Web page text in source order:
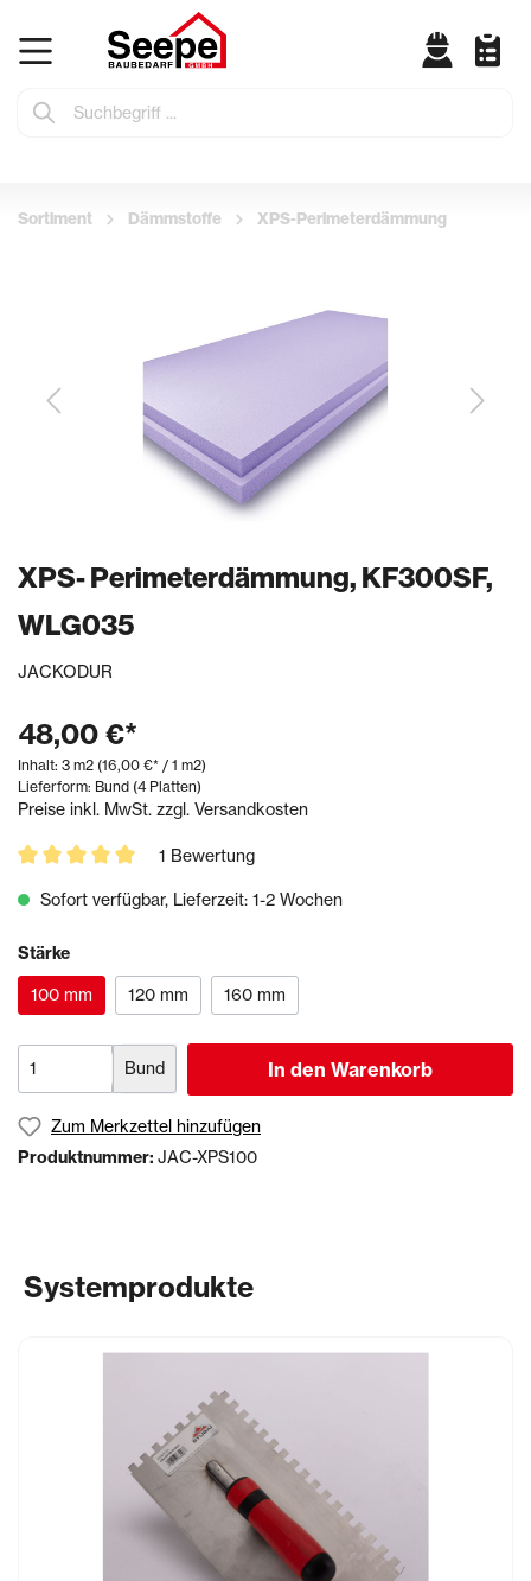
Sortiment Dämmstoffe XPS-Perimeterdämmung
XPS- Perimeterdämmung, KF300SF,
WLG035
JACKODUR
48,00 €*
Inhalt: 3 m2 (16,00 €* / 1 m2)
Lieferform: Bund (4 Platten)
Preise inkl. MwSt. zzgl. Versandkosten
1 Bewertung
Sofort verfügbar, Lieferzeit: 1-2 Wochen
Stärke
100 mm
120 mm 160 mm
Bund In den Warenkorb
Zum Merkzettel hinzufügen
Produktnummer: JAC-XPS100
Systemprodukte